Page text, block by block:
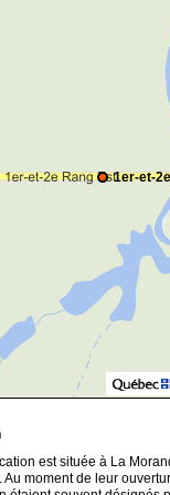
1er-et-
est située à La
moment de leur